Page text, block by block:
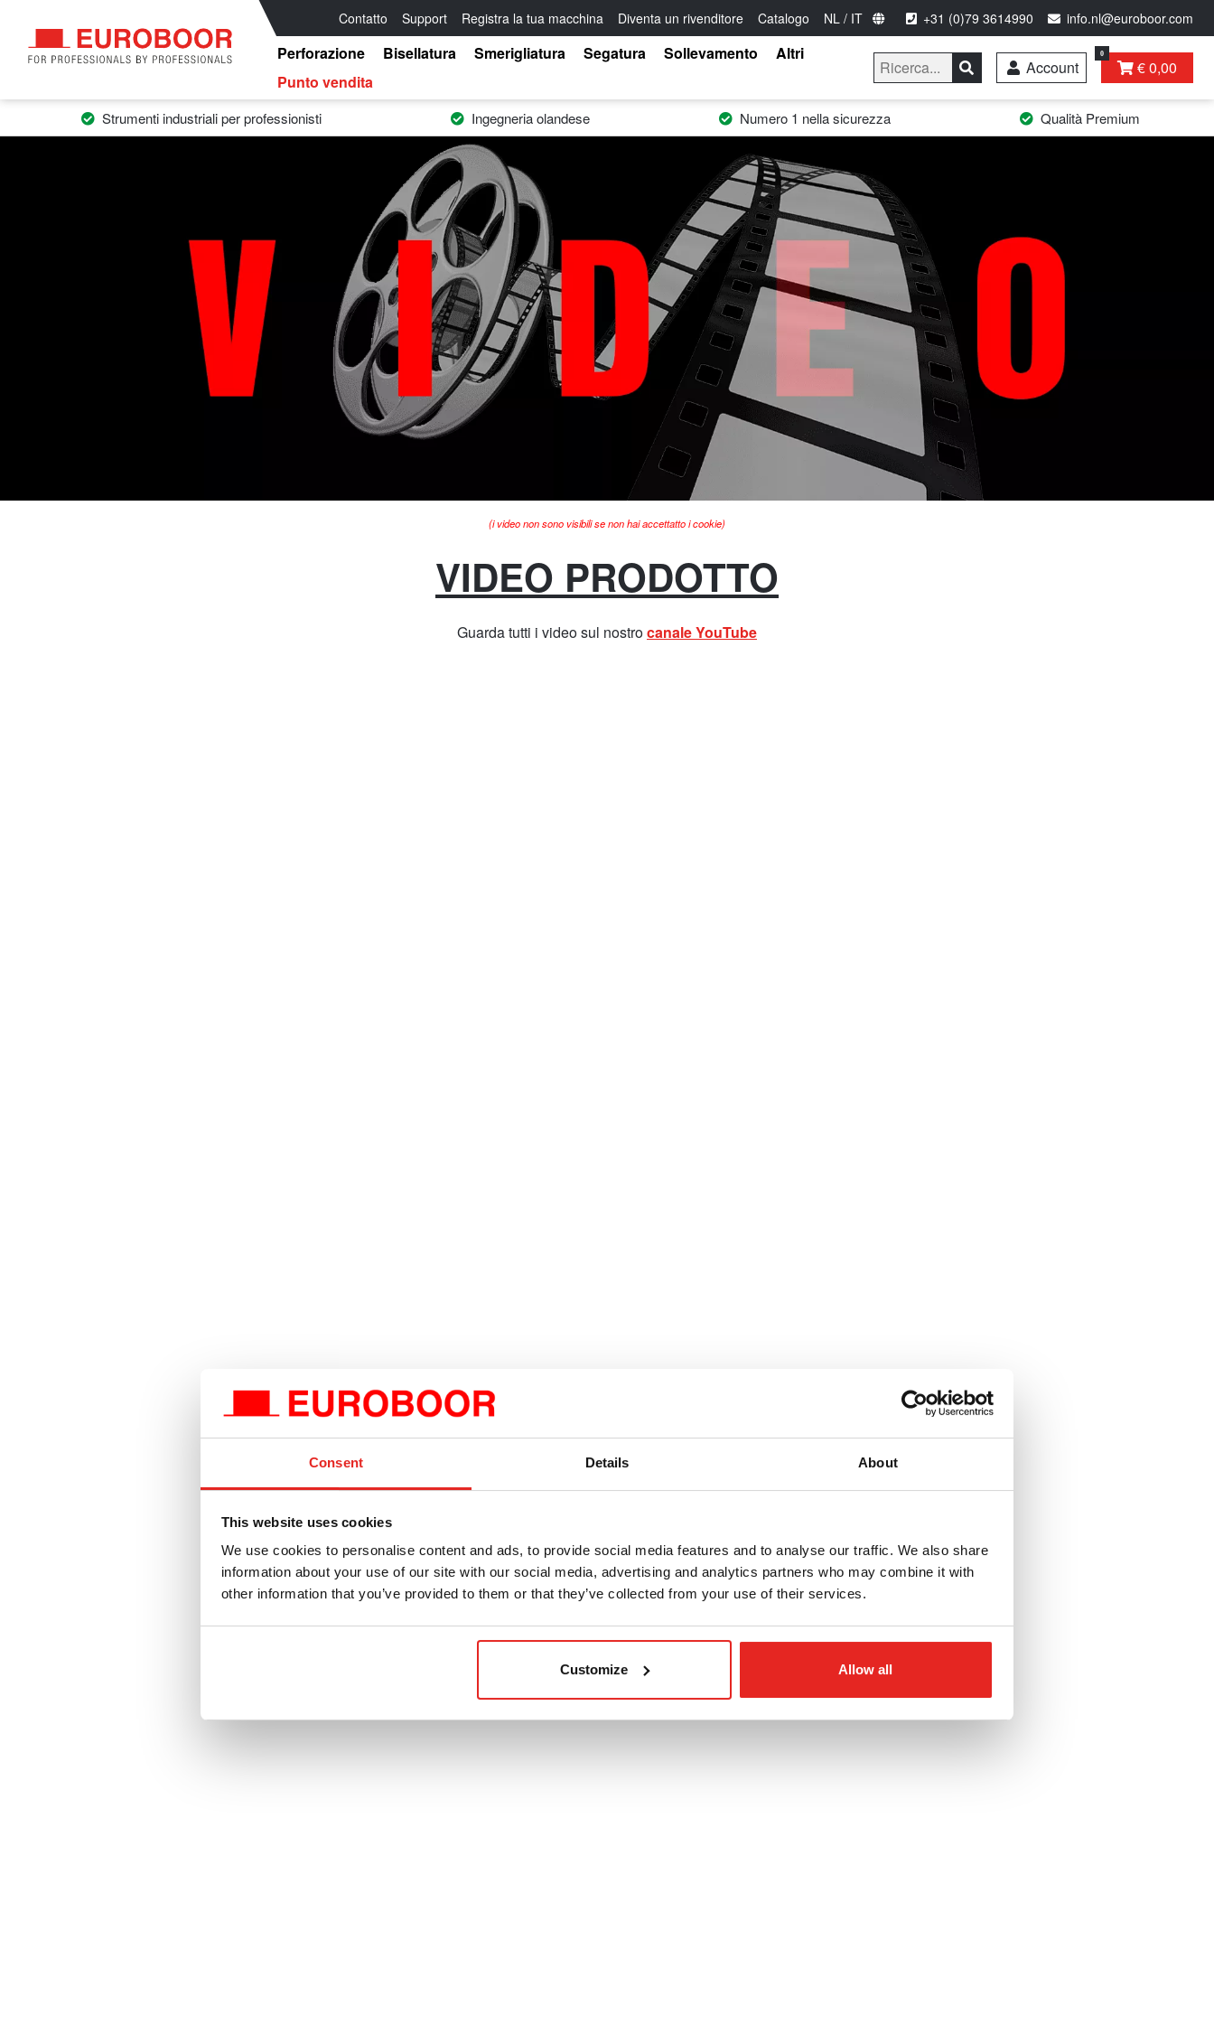
Consent Details About
This website uses cookies
We use cookies to personalise content and ads, to provide social media features and to analyse our traffic. We also share
information about your use of our site with our social media, advertising and analytics partners who may combine it with
other information that you’ve provided to them or that they’ve collected from your use of their services.
Customize Allow all
Contatto Support Registra la tua macchina Diventa un rivenditore Catalogo NL / IT +31 (0)79 3614990 info.nl@euroboor.com
Perforazione Bisellatura Smerigliatura Segatura Sollevamento
Altri
Punto vendita
Account
0
€ 0,00
Strumenti industriali per professionisti Ingegneria olandese Numero 1 nella sicurezza Qualità Premium
(i video non sono visibili se non hai accettatto i cookie)
VIDEO PRODOTTO
Guarda tutti i video sul nostrocanale YouTube
VIDEO DI RIPARAZIONE E ISTRUZIONI